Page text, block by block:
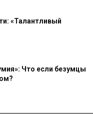
«Талантливый
Что если безумцы